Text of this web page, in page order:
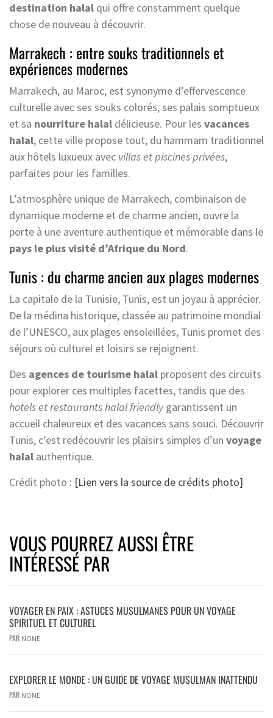
destination halal qui offre constamment quelque
chose de nouveau à découvrir.
Marrakech : entre souks traditionnels et
expériences modernes
Marrakech, au Maroc, est synonyme d’effervescence
culturelle avec ses souks colorés, ses palais somptueux
et sa nourriture halal délicieuse. Pour les vacances
halal, cette ville propose tout, du hammam traditionnel
aux hôtels luxueux avec villas et piscines privées,
parfaites pour les familles.
L’atmosphère unique de Marrakech, combinaison de
dynamique moderne et de charme ancien, ouvre la
porte à une aventure authentique et mémorable dans le
pays le plus visité d’Afrique du Nord.
Tunis : du charme ancien aux plages modernes
La capitale de la Tunisie, Tunis, est un joyau à apprécier.
De la médina historique, classée au patrimoine mondial
de l’UNESCO, aux plages ensoleillées, Tunis promet des
séjours où culturel et loisirs se rejoignent.
Des agences de tourisme halal proposent des circuits
pour explorer ces multiples facettes, tandis que des
hotels et restaurants halal friendlygarantissent un
accueil chaleureux et des vacances sans souci. Découvrir
Tunis, c’est redécouvrir les plaisirs simples d’un voyage
halal authentique.
Crédit photo : [Lien vers la source de crédits photo]
VOUS POURREZ AUSSI ÊTRE
INTÉRESSÉ PAR
VOYAGER EN PAIX : ASTUCES MUSULMANES POUR UN VOYAGE
SPIRITUEL ET CULTUREL
PAR NONE
EXPLORER LE MONDE : UN GUIDE DE VOYAGE MUSULMAN INATTENDU
PAR NONE